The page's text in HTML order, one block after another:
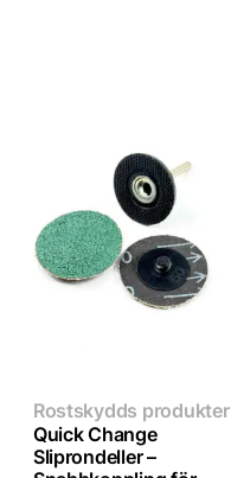
Rostskydds produkter
Quick Change
Sliprondeller –